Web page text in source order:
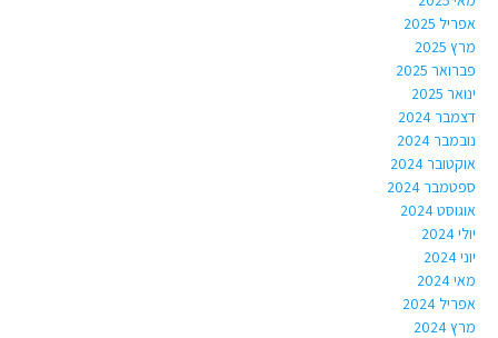
אפריל 2025
מרץ 2025
פברואר 2025
ינואר 2025
דצמבר 2024
נובמבר 2024
אוקטובר 2024
ספטמבר 2024
אוגוסט 2024
יולי 2024
יוני 2024
מאי 2024
אפריל 2024
מרץ 2024